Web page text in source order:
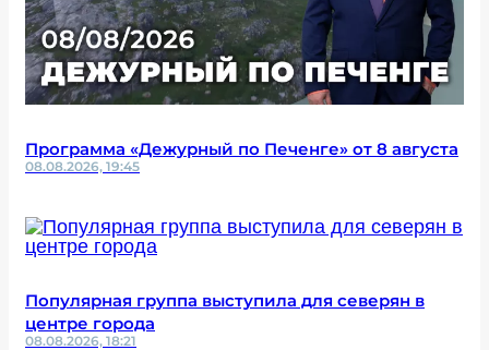
Программа «Дежурный по Печенге» от 8 августа
08.08.2026, 19:45
Популярная группа выступила для северян в
центре города
08.08.2026, 18:21